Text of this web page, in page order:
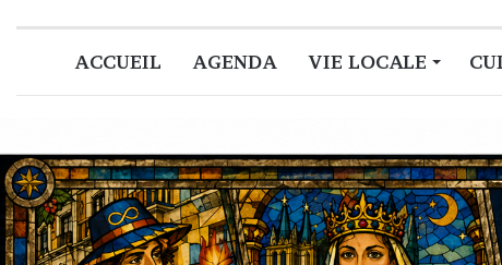
ACCUEIL AGENDA VIE LOCALE